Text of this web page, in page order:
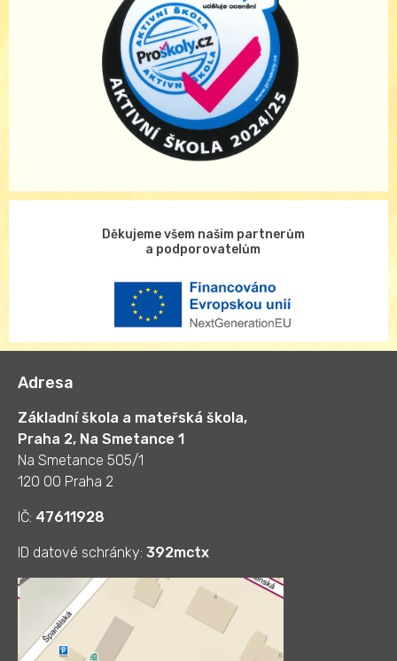
Děkujeme všem našim partnerům
a podporovatelům
Adresa
Základní škola a mateřská škola,
Praha 2, Na Smetance 1
Na Smetance 505/1
120 00 Praha 2
IČ: 47611928
ID datové schránky: 392mctx